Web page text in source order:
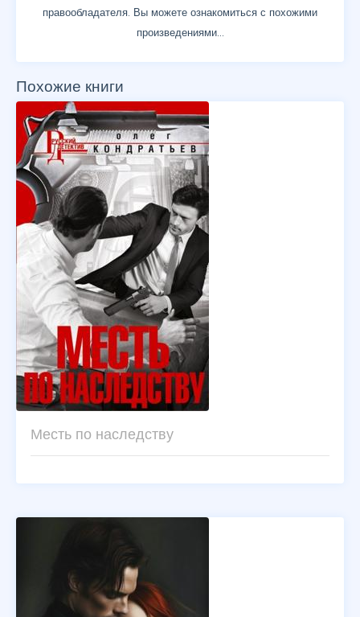
правообладателя. Вы можете ознакомиться с похожими
произведениями...
Похожие книги
Месть по наследству